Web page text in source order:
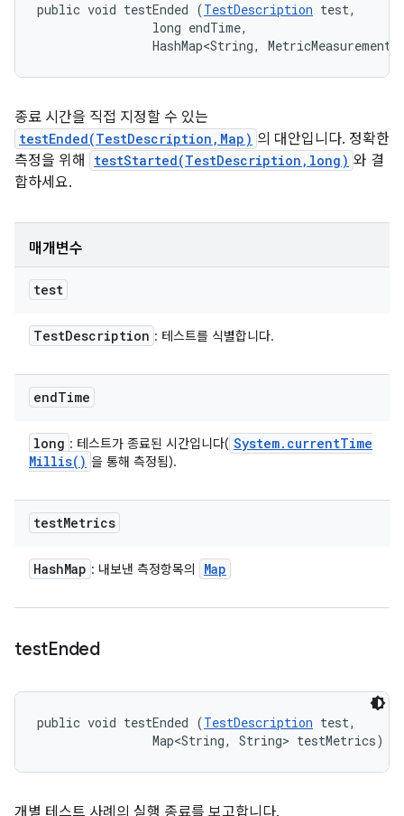
public void testEnded (TestDescription test,
                long endTime,
HashMap<String,
종료 시간을 직접 지정할 수 있는
testEnded(TestDescription,Map) 의 대안입니다. 정확한
측정을 위해
testStarted(TestDescription,long) 와 결
합하세요.
매개변수
test
TestDescription : 테스트를 식별합니다.
endTime
long : 테스트가 종료된 시간입니다( System. currentTime
Millis( ) 을 통해 측정됨).
testMetrics
HashMap : 내보낸 측정항목의 Map
testEnded
public void testEnded (TestDescription test,
                Map<String, String> testMetrics)
개별 테스트 사례의 실행 종료를 보고합니다.